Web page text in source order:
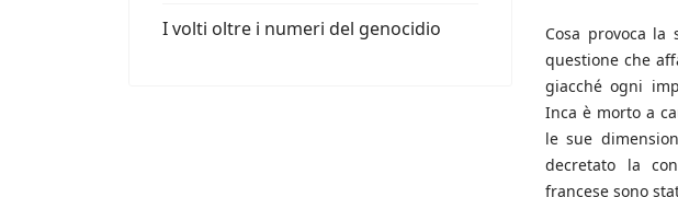
I volti oltre i numeri del genocidio
Cosa provoca la
questione che
giacché ogni
Inca è morto a
le sue
decretato la
francese sono